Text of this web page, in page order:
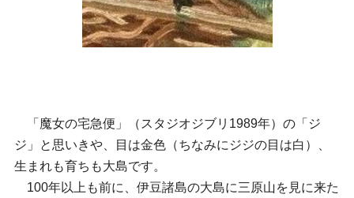
「魔女の宅急便」（スタジオジブリ1989年）の「ジ
ジ」と思いきや、目は金色（ちなみにジジの目は白）、
生まれも育ちも大島です。
100年以上も前に、伊豆諸島の大島に三原山を見に来た